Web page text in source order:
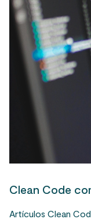
Clean Code
Artículos Clean